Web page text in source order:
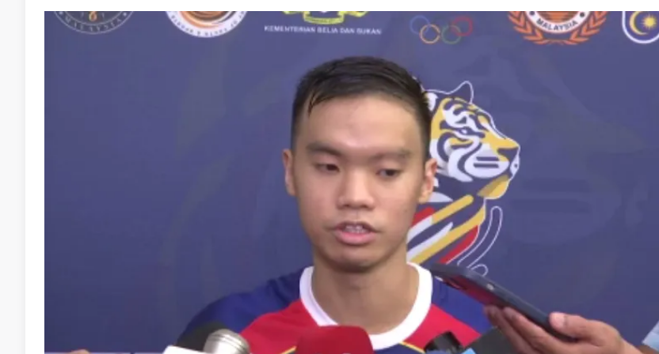
Pendekatan itu diharap mampu meningkatkan tahap kecergasan, ketahanan mental serta kesediaan
taktikal pemain dalam menghadapi saingan di pentas Sukan Asia.
Pada edisi Sukan Asia Hangzhou 2022, skuad skuasy Malaysia mencipta pencapaian cemerlang apabila
membawa pulang tiga pingat emas, sekali gus meletakkan harapan tinggi agar momentum tersebut